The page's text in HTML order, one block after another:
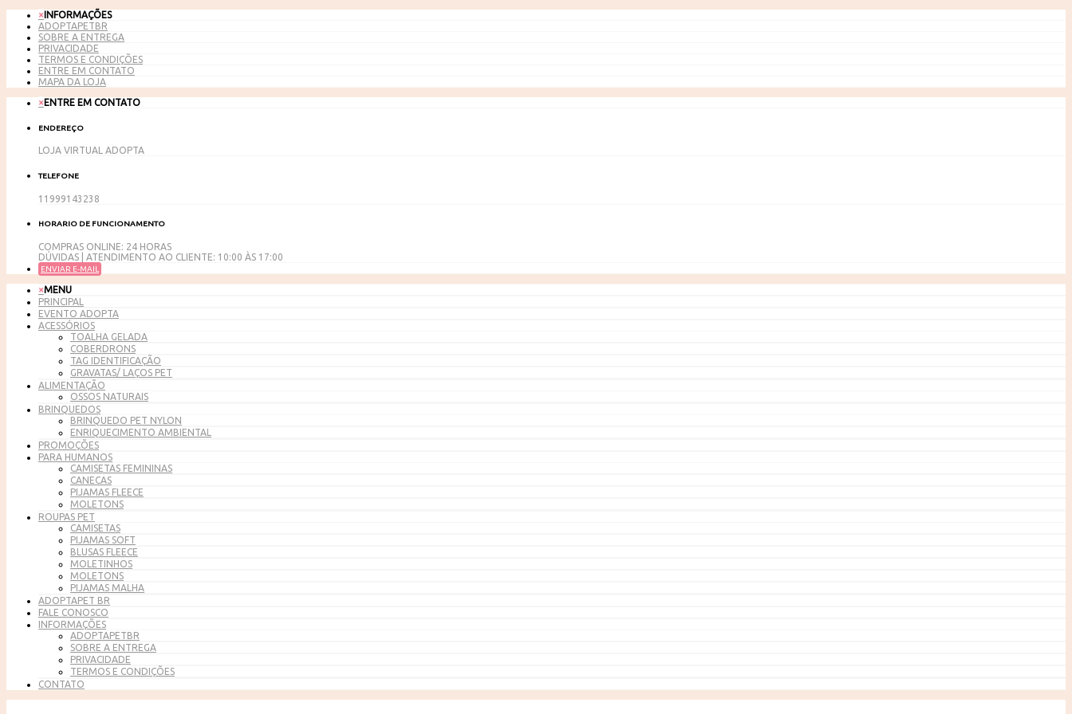
×INFORMAÇÕES
ADOPTAPETBR
SOBRE A ENTREGA
PRIVACIDADE
TERMOS E CONDIÇÕES
ENTRE EM CONTATO
MAPA DA LOJA
×ENTRE EM CONTATO
ENDEREÇO
LOJA VIRTUAL ADOPTA
TELEFONE
11999143238
HORARIO DE FUNCIONAMENTO
COMPRAS ONLINE: 24 HORAS
DÚVIDAS | ATENDIMENTO AO CLIENTE: 10:00 ÀS 17:00
ENVIAR E-MAIL
×MENU
PRINCIPAL
EVENTO ADOPTA
ACESSÓRIOS
TOALHA GELADA
COBERDRONS
TAG IDENTIFICAÇÃO
GRAVATAS/ LAÇOS PET
ALIMENTAÇÃO
OSSOS NATURAIS
BRINQUEDOS
BRINQUEDO PET NYLON
ENRIQUECIMENTO AMBIENTAL
PROMOÇÕES
PARA HUMANOS
CAMISETAS FEMININAS
CANECAS
PIJAMAS FLEECE
MOLETONS
ROUPAS PET
CAMISETAS
PIJAMAS SOFT
BLUSAS FLEECE
MOLETINHOS
MOLETONS
PIJAMAS MALHA
ADOPTAPET BR
FALE CONOSCO
INFORMAÇÕES
ADOPTAPETBR
SOBRE A ENTREGA
PRIVACIDADE
TERMOS E CONDIÇÕES
CONTATO